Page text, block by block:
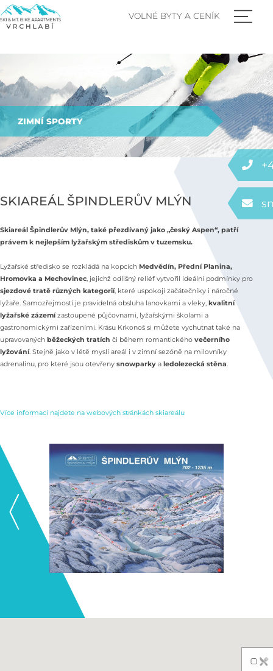
VOLNÉ BYTY A CENÍK
ZIMNÍ SPORTY
SKIAREÁL ŠPINDLERŮV MLÝN
Skiareál Špindlerův Mlýn, také přezdívaný jako „český Aspen“, patří
právem k nejlepším lyžařským střediskům v tuzemsku.
Lyžařské středisko se rozkládá na kopcích Medvědín, Přední Planina,
Hromovka a Mechovinec , jejichž odlišný reliéf vytvořil ideální podmínky pro
sjezdové tratě různých kategorií, které uspokojí začátečníky i náročné
lyžaře. Samozřejmostí je pravidelná obsluha lanovkami a vleky, kvalitní
lyžařské zázemízastoupené půjčovnami, lyžařskými školami a
gastronomickými zařízeními. Krásu Krkonoš si můžete vychutnat také na
upravovaných běžeckých tratích či během romantického večerního
lyžování. Stejně jako v létě myslí areál i v zimní sezóně na milovníky
adrenalinu, pro které jsou otevřeny snowparky a ledolezecká stěna
Více informací najdete na webových stránkách skiareálu